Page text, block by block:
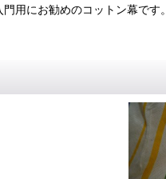
用にお勧めのコットン幕です。